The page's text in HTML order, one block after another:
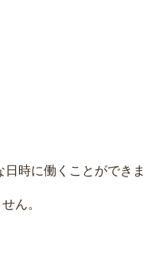
時に働くことができま
ん。